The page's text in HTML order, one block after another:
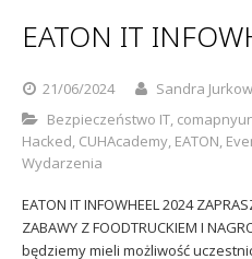
EATON IT
21/06/2024
Sandra
Bezpieczeństwo IT,
Hacked, CUHAcademy, EATON,
Wydarzenia
EATON IT INFOWHEEL 2024
ZABAWY Z FOODTRUCKIEM I
będziemy mieli możliwość